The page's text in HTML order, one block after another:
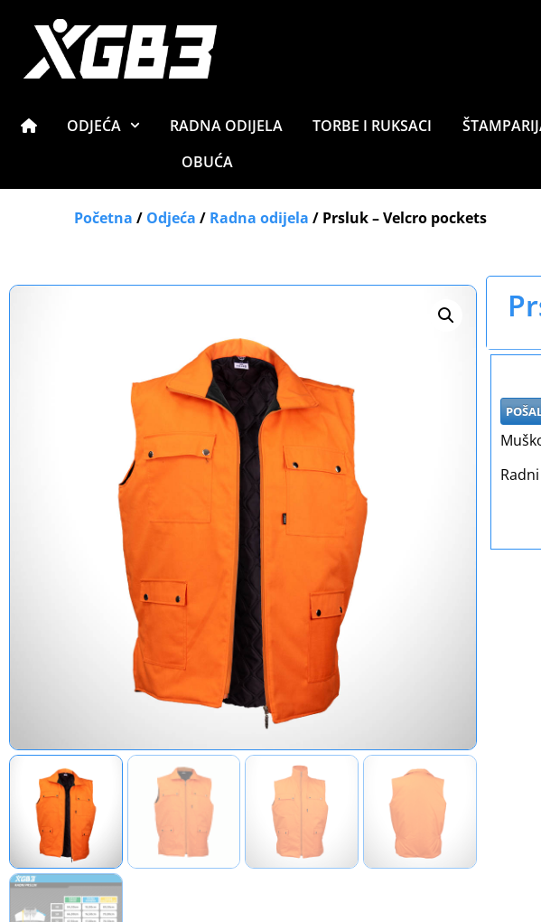
ODJEĆA RADNA ODIJELA TORBE I RUKSACI
OBUĆA
Početna / Odjeća / Radna odijela / Prsluk – Velcro pockets